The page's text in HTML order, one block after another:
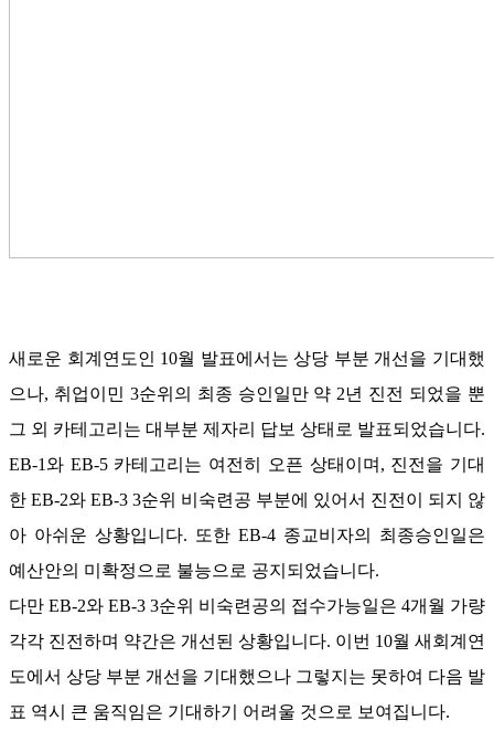
새로운 회계연도인 10월 발표에서는 상당 부분 개선을 기대했
으나, 취업이민 3순위의 최종 승인일만 약 2년 진전 되었을 뿐
그 외 카테고리는 대부분 제자리 답보 상태로 발표되었습니다.
EB-1와 EB-5 카테고리는 여전히 오픈 상태이며 , 진전을 기대
한 EB-2와 EB-3 3순위 비숙련공 부분에 있어서 진전이 되지 않
아 아쉬운 상황입니다. 또한 EB-4 종교비자의 최종승인일은
예산안의 미확정으로 불능으로 공지되었습니다.
다만 EB-2와 EB-3 3순위 비숙련공의 접수가능일은 4개월 가량
각각 진전하며 약간은 개선된 상황입니다. 이번 10월 새회계연
도에서 상당 부분 개선을 기대했으나 그렇지는 못하여 다음 발
표 역시 큰 움직임은 기대하기 어려울 것으로 보여집니다.